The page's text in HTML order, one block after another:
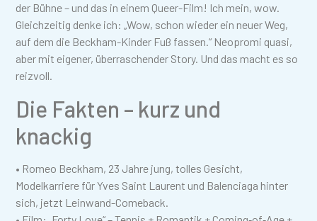
der Bühne – und das in einem Queer-Film! Ich mein, wow.
Gleichzeitig denke ich: „Wow, schon wieder ein neuer Weg,
auf dem die Beckham-Kinder Fuß fassen.“ Neopromi quasi,
aber mit eigener, überraschender Story. Und das macht es so
reizvoll.
Die Fakten – kurz und
knackig
• Romeo Beckham, 23 Jahre jung, tolles Gesicht,
Modelkarriere für Yves Saint Laurent und Balenciaga hinter
sich, jetzt Leinwand-Comeback.